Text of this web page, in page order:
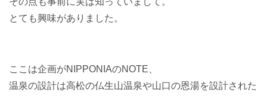
とても興味がありました。
ここは企画がNIPPONIAのNOTE、
温泉の設計は高松の仏生山温泉や山口の恩湯を設計された